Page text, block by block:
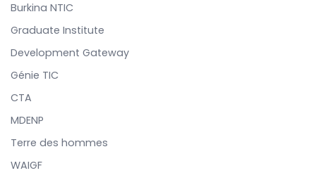
Burkina NTIC
Graduate Institute
Development Gateway
Génie TIC
CTA
MDENP
Terre des hommes
WAIGF